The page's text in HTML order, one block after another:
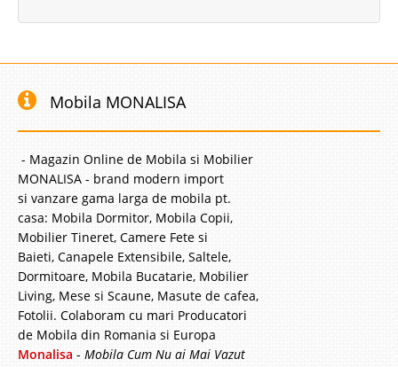
Mobila MONALISA
- Magazin Online de Mobila si Mobilier
MONALISA - brand modern import
si vanzare gama larga de mobila pt.
casa: Mobila Dormitor, Mobila Copii,
Mobilier Tineret, Camere Fete si
Baieti, Canapele Extensibile, Saltele,
Dormitoare, Mobila Bucatarie, Mobilier
Living, Mese si Scaune, Masute de cafea,
Fotolii. Colaboram cu mari Producatori
de Mobila din Romania si Europa
Monalisa - Mobila Cum Nu ai Mai Vazut